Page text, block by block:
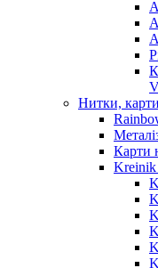
Нитки,
Карти